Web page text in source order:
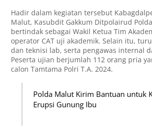
Hadir dalam kegiatan tersebut
Malut, Kasubdit Gakkum Ditpolairud
bertindak sebagai Wakil Ketua Tim
operator CAT uji akademik. Selain itu,
dan teknisi lab, serta pengawas internal
Peserta ujian berjumlah 112 orang pria
calon Tamtama Polri T.A. 2024.
Polda Malut Kirim Bantuan untuk
Erupsi Gunung Ibu